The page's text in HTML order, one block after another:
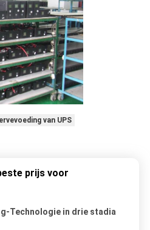
van UPS
prijs voor
g-Technologie in drie stadia